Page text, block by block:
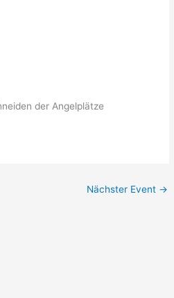
der Angelplätze
Nächster Event →